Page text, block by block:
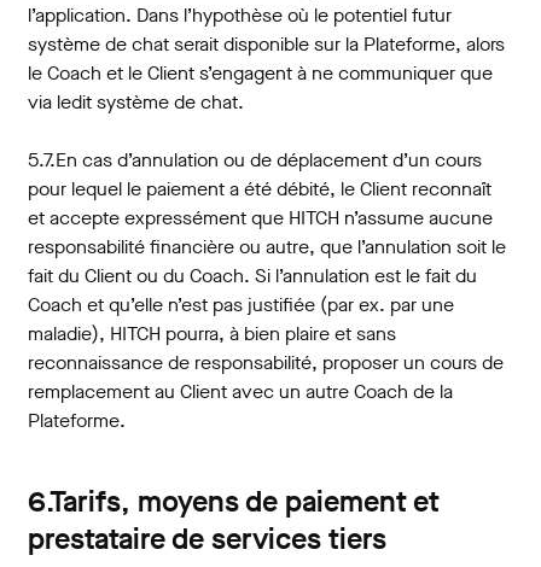
l’application. Dans l’hypothèse où le potentiel futur
système de chat serait disponible sur la Plateforme, alors
le Coach et le Client s’engagent à ne communiquer que
via ledit système de chat.
5.7.En cas d’annulation ou de déplacement d’un cours
pour lequel le paiement a été débité, le Client reconnaît
et accepte expressément que HITCH n’assume aucune
responsabilité financière ou autre, que l’annulation soit le
fait du Client ou du Coach. Si l’annulation est le fait du
Coach et qu’elle n’est pas justifiée (par ex. par une
maladie), HITCH pourra, à bien plaire et sans
reconnaissance de responsabilité, proposer un cours de
remplacement au Client avec un autre Coach de la
Plateforme.
6.Tarifs, moyens de paiement et
prestataire de services tiers